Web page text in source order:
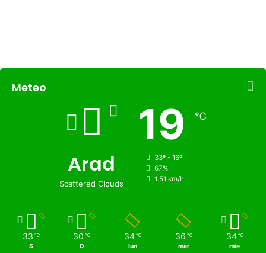
Meteo
Arad
Scattered Clouds
19 ℃
33º - 16º
67%
1.51 km/h
33 ℃
S
30 ℃
D
34 ℃
lun
36 ℃
mar
34 ℃
mie